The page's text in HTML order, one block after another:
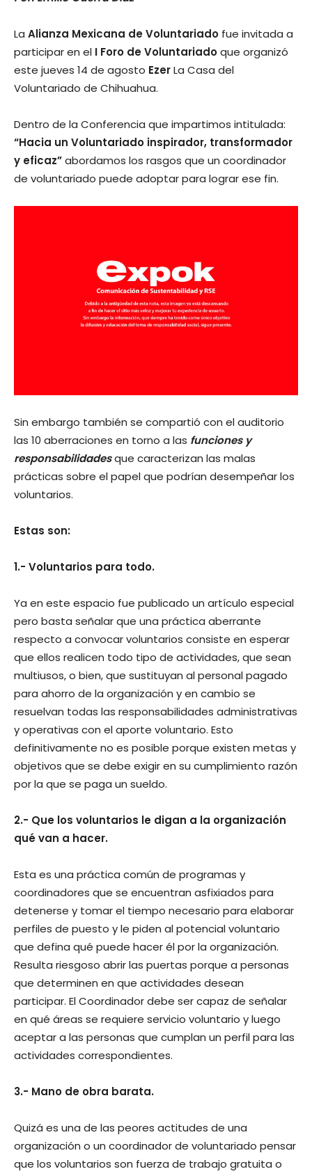
La Alianza Mexicana de Voluntariado fue invitada a
participar en el I Foro de Voluntariadoque organizó
este jueves 14 de agosto EzerLa Casa del
Voluntariado de Chihuahua.
Dentro de la Conferencia que impartimos intitulada:
“Hacia un Voluntariado inspirador, transformador
y eficaz”abordamos los rasgos que un coordinador
de voluntariado puede adoptar para lograr ese fin.
Sin embargo también se compartió con el auditorio
las 10 aberraciones en torno a las funciones y
responsabilidadesque caracterizan las malas
prácticas sobre el papel que podrían desempeñar los
voluntarios.
Estas son:
1.- Voluntarios para todo.
Ya en este espacio fue publicado un artículo especial
pero basta señalar que una práctica aberrante
respecto a convocar voluntarios consiste en esperar
que ellos realicen todo tipo de actividades, que sean
multiusos, o bien, que sustituyan al personal pagado
para ahorro de la organización y en cambio se
resuelvan todas las responsabilidades administrativas
y operativas con el aporte voluntario. Esto
definitivamente no es posible porque existen metas y
objetivos que se debe exigir en su cumplimiento razón
por la que se paga un sueldo.
2.- Que los voluntarios le digan a la organización
qué van a hacer.
Esta es una práctica común de programas y
coordinadores que se encuentran asfixiados para
detenerse y tomar el tiempo necesario para elaborar
perfiles de puesto y le piden al potencial voluntario
que defina qué puede hacer él por la organización.
Resulta riesgoso abrir las puertas porque a personas
que determinen en que actividades desean
participar. El Coordinador debe ser capaz de señalar
en qué áreas se requiere servicio voluntario y luego
aceptar a las personas que cumplan un perfil para las
actividades correspondientes.
3.- Mano de obra barata.
Quizá es una de las peores actitudes de una
organización o un coordinador de voluntariado pensar
que los voluntarios son fuerza de trabajo gratuita o